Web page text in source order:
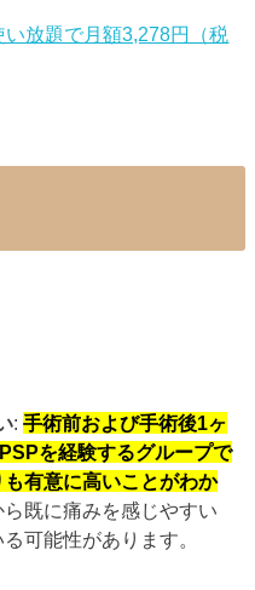
放題で月額3,278円（税
: 手術前および手術後1ヶ
を経験するグループで
有意に高いことがわか
既に痛みを感じやすい
可能性があります。